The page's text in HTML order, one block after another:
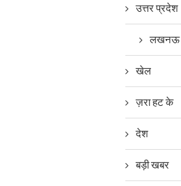
उत्तर प्रदेश
लखनऊ
खेल
ज़रा हट के
देश
बड़ी खबर